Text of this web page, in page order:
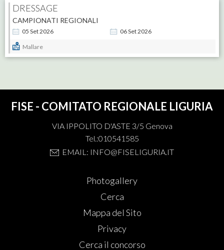
DRESSAGE
05 Set2026 06Set2026
CAMPIONATI REGIONALI
Mallare
FISE - COMITATO REGIONALE LIGURIA
VIA IPPOLITO D'ASTE 3/5 Genova
Tel.:010541585
EMAIL: INFO@FISELIGURIA.IT
Photogallery
Cerca
Mappa del Sito
Privacy
Cerca il concorso